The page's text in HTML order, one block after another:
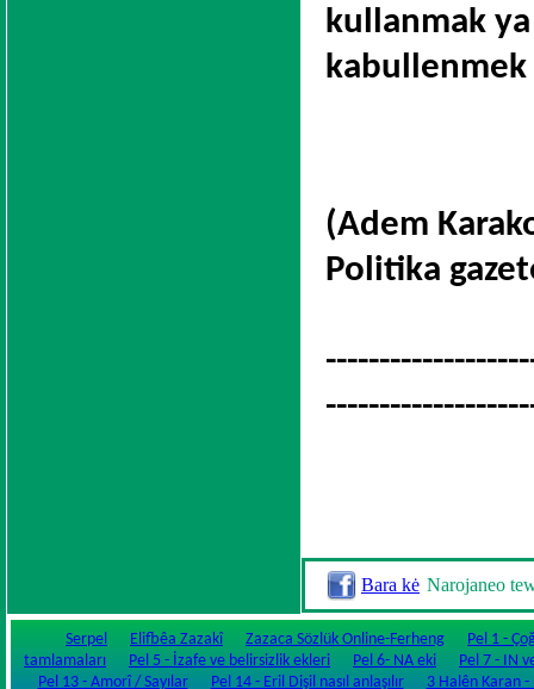
kullanmak
kabullenmek
(Adem
Politika
Bara kė Narojaneo
Serpel Elifbêa Zazakî Zazaca Sözlük Online-Ferheng
Pel 1 -
tamlamaları
Pel 5 - İzafe ve belirsizlik ekleri Pel 6- NA eki
Pel 7 - IN
Pel 13 - Amorî / Sayılar
Pel 14 - Eril Dişil nasıl anlaşılır
3 Halên Karan